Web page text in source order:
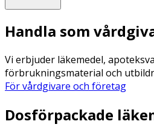
Handla som
Vi erbjuder läkemedel,
förbrukningsmaterial och
För vårdgivare och företag
Dosförpackade